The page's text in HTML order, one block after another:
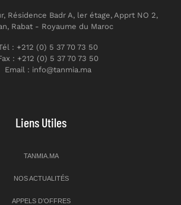
Résidence Badr A, ler étage, Apprt NO 2,
Rabat - Royaume du Maroc
: +212 (0) 5 37 70 73 50
: +212 (0) 5 37 70 73 50
Email : info@tanmia.ma
Liens Utiles
TANMIA.MA
NOS ACTUALITÉS
APPELS D’OFFRES